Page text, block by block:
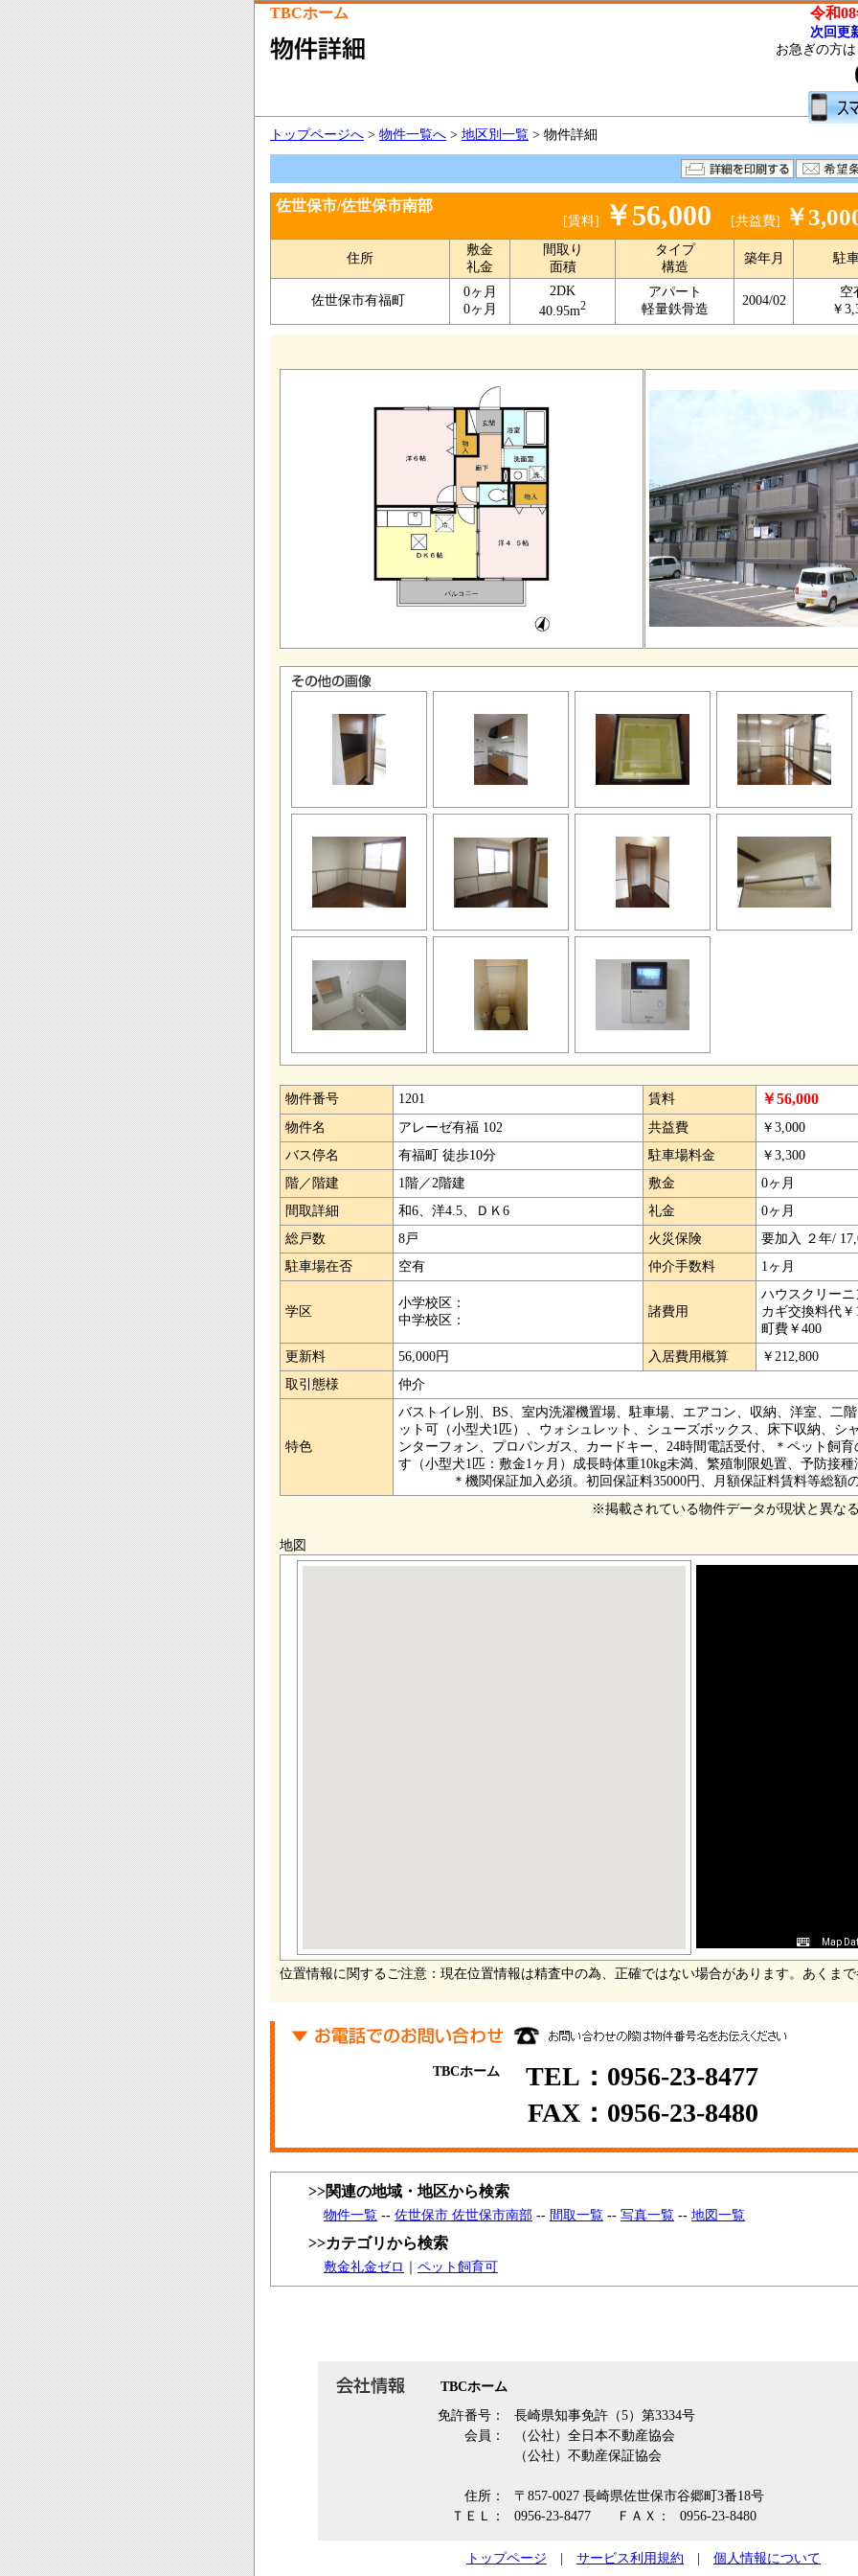
令和
次回更
TBCホーム
お急ぎの方
トップページへ > 物件一覧へ > 地区別一覧 > 物件詳細
佐世保市/佐世保市南部
[賃料] ￥56,000 [共益費] ￥
住所
敷金
礼金
間取り
面積
タイプ
構造
築年月 駐
佐世保市有福町
0ヶ月
0ヶ月
2DK
40.95m2
アパート
軽量鉄骨造
2004/02
空
￥
物件番号 1201 賃料 ￥56,000
物件名 アレーゼ有福 102 共益費
￥3,000
バス停名
有福町 徒歩10分 駐車場料金
￥3,300
階／階建
1階／2階建 敷金
0ヶ月
間取詳細
和6、洋4.5、ＤＫ6 礼金
0ヶ月
総戸数
8戸 火災保険
要加入 ２年/
駐車場在否
空有 仲介手数料 1ヶ月
学区
小学校区：
中学校区：
諸費用
ハウスクリーニ
カギ交換料代￥
町費￥400
更新料
56,000円 入居費用概算
￥212,800
取引態様
仲介
特色
バストイレ別、BS、室内洗濯機置場、駐車場、エアコン、収納、洋室、二
ット可（小型犬1匹）、ウォシュレット、シューズボックス、床下収納、シ
ンターフォン、プロパンガス、カードキー、24時間電話受付、＊ペット飼
す（小型犬1匹：敷金1ヶ月）成長時体重10kg未満、繁殖制限処置、予防接
＊機関保証加入必須。初回保証料35000円、月額保証料賃料等総額の
※掲載されている物件データが現状と異な
地図
Map
位置情報に関するご注意：現在位置情報は精査中の為、正確ではない場合があります。あくま
TBCホーム
TEL：0956-23-8477
FAX：0956-23-8480
>>関連の地域・地区から検索
物件一覧 -- 佐世保市 佐世保市南部 -- 間取一覧 -- 写真一覧 -- 地図一覧
>>カテゴリから検索
敷金礼金ゼロ ペット飼育可
TBCホーム
免許番号：
長崎県知事免許（5）第3334号
会員：
（公社）全日本不動産協会
（公社）不動産保証協会
住所：
〒857-0027 長崎県佐世保市谷郷町3番18号
ＴＥＬ：
0956-23-8477 ＦＡＸ： 0956-23-8480
トップページ サービス利用規約 個人情報について